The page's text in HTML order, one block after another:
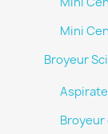
Mini
Broyeur
Broyeur